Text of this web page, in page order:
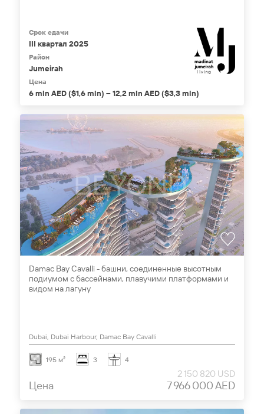
Срок сдачи
III квартал 2025
Район
Jumeirah
Цена
6 mln AED ($1,6 mln) – 12,2 mln AED ($3,3 mln)
Damac Bay Cavalli - башни, соединенные высотным
подиумом с бассейнами, плавучими платформами и
видом на лагуну
Dubai, Dubai Harbour, Damac Bay Cavalli
195 м² 3 4
Цена
2 150 820 USD
7 966 000 AED